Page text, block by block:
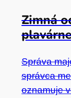
Zimná
Správa
správca
oznamuje